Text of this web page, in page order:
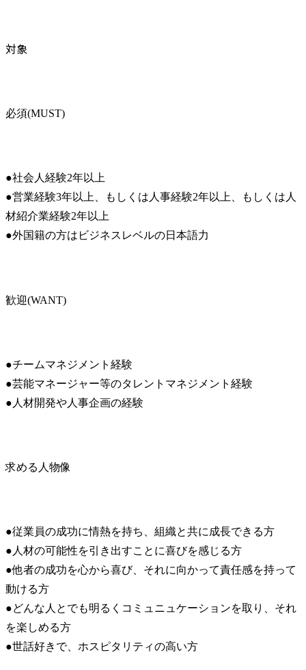
対象
必須(MUST)
●社会人経験2年以上
●営業経験3年以上、もしくは人事経験2年以上、もしくは人
材紹介業経験2年以上
●外国籍の方はビジネスレベルの日本語力
歓迎(WANT)
●チームマネジメント経験
●芸能マネージャー等のタレントマネジメント経験
●人材開発や人事企画の経験
求める人物像
●従業員の成功に情熱を持ち、組織と共に成長できる方
●人材の可能性を引き出すことに喜びを感じる方
●他者の成功を心から喜び、それに向かって責任感を持って
動ける方
●どんな人とでも明るくコミュニュケーションを取り、それ
を楽しめる方
●世話好きで、ホスピタリティの高い方